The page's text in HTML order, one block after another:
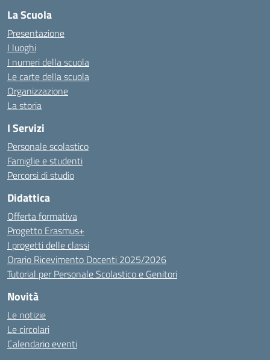
La Scuola
Presentazione
I luoghi
I numeri della scuola
Le carte della scuola
Organizzazione
La storia
I Servizi
Personale scolastico
Famiglie e studenti
Percorsi di studio
Didattica
Offerta formativa
Progetto Erasmus+
I progetti delle classi
Orario Ricevimento Docenti 2025/2026
Tutorial per Personale Scolastico e Genitori
Novità
Le notizie
Le circolari
Calendario eventi